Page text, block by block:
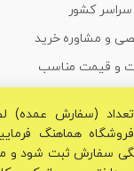
کشور
و مشاوره خرید
و قیمت مناسب
(سفارش عمده)
هماهنگ
سفارش ثبت شود و